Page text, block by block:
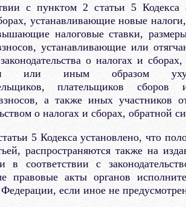
с пунктом 2 статьи 5 Кодекса
устанавливающие новые
налоговые ставки,
устанавливающие или
о налогах и
или иным образом
плательщиков
а также иных участников
о налогах и сборах, обратной
5 Кодекса установлено, что
распространяются также на
в соответствии с
правовые акты органов
если иное не